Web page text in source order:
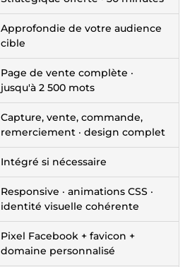
Approfondie de votre audience
cible
Page de vente complète ·
jusqu'à 2 500 mots
Capture, vente, commande,
remerciement · design complet
Intégré si nécessaire
Responsive · animations CSS ·
identité visuelle cohérente
Pixel Facebook + favicon +
domaine personnalisé